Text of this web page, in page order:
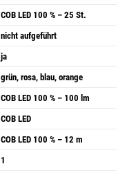
COB LED 100 % – 25 St.
nicht aufgeführt
ja
grün, rosa, blau, orange
COB LED 100 % – 100 lm
COB LED
COB LED 100 % – 12 m
1